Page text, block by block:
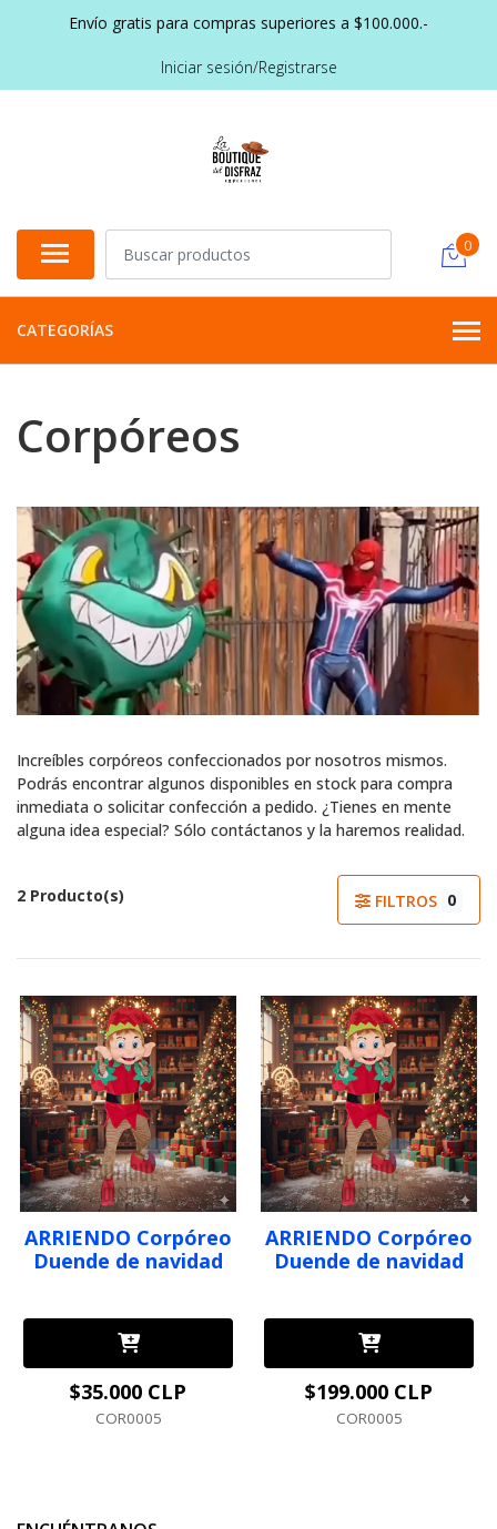
Envío gratis para compras superiores a $100.000.-
Iniciar sesión/Registrarse
0
CATEGORÍAS
Corpóreos
Increíbles corpóreos confeccionados por nosotros mismos.
Podrás encontrar algunos disponibles en stock para compra
inmediata o solicitar confección a pedido. ¿Tienes en mente
alguna idea especial? Sólo contáctanos y la haremos realidad.
2 Producto(s) FILTROS 0
ARRIENDO Corpóreo
Duende de navidad
$35.000 CLP
COR0005
ARRIENDO Corpóreo
Duende de navidad
$199.000 CLP
COR0005